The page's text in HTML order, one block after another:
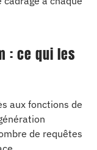
: ce qui les
aux fonctions de
de requêtes